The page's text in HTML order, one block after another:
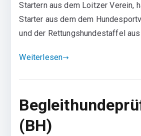
Startern aus dem Loitzer Verein,
Starter aus dem dem
und der Rettungshundestaffel aus
Weiterlesen
(BH)